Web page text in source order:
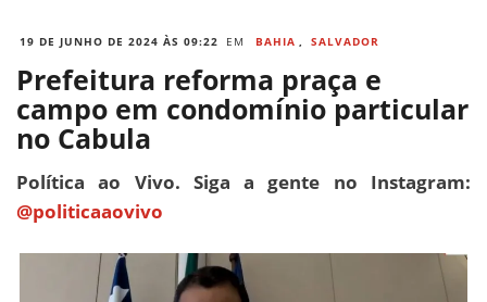
19 DE JUNHO DE 2024 ÀS 09:22 EM BAHIA , SALVADOR
Prefeitura reforma praça e
campo em condomínio particular
no Cabula
Política ao Vivo. Siga a gente no Instagram:
@politicaaovivo